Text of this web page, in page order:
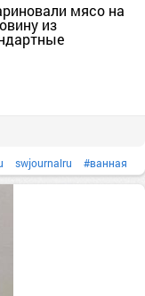
мясо на
из
swjournalru #ванная